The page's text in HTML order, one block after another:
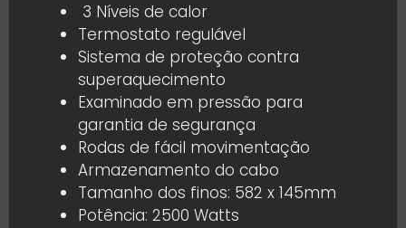
3 Níveis de calor
Termostato regulável
Sistema de proteção contra
superaquecimento
Examinado em pressão para
garantia de segurança
Rodas de fácil movimentação
Armazenamento do cabo
Tamanho dos finos: 582 x 145mm
Potência: 2500 Watts